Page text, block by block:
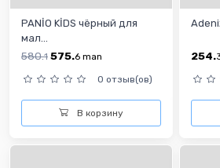
PANİO KİDS чёрный для
мал...
580.1 575.6 man
0 отзыв(ов)
В корзину
254.